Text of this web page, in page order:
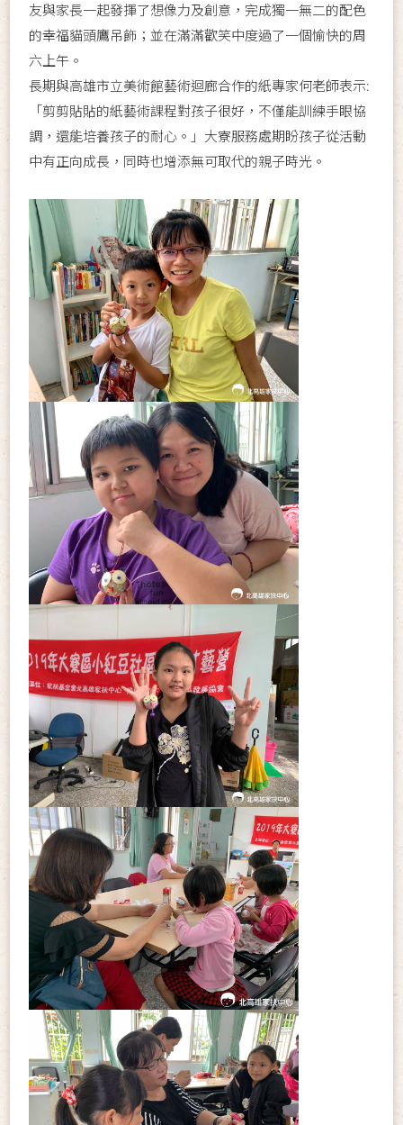
友與家長一起發揮了想像力及創意，完成獨一無二的配色
的幸福貓頭鷹吊飾；並在滿滿歡笑中度過了一個愉快的周
六上午。
長期與高雄市立美術館藝術迴廊合作的紙專家何老師表示:
「剪剪貼貼的紙藝術課程對孩子很好，不僅能訓練手眼協
調，還能培養孩子的耐心。」大寮服務處期盼孩子從活動
中有正向成長，同時也增添無可取代的親子時光。